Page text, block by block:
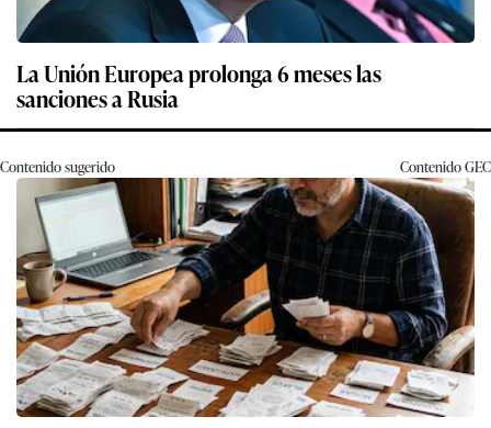
La Unión Europea prolonga 6 meses las
sanciones a Rusia
Contenido sugerido ContenidoGEC